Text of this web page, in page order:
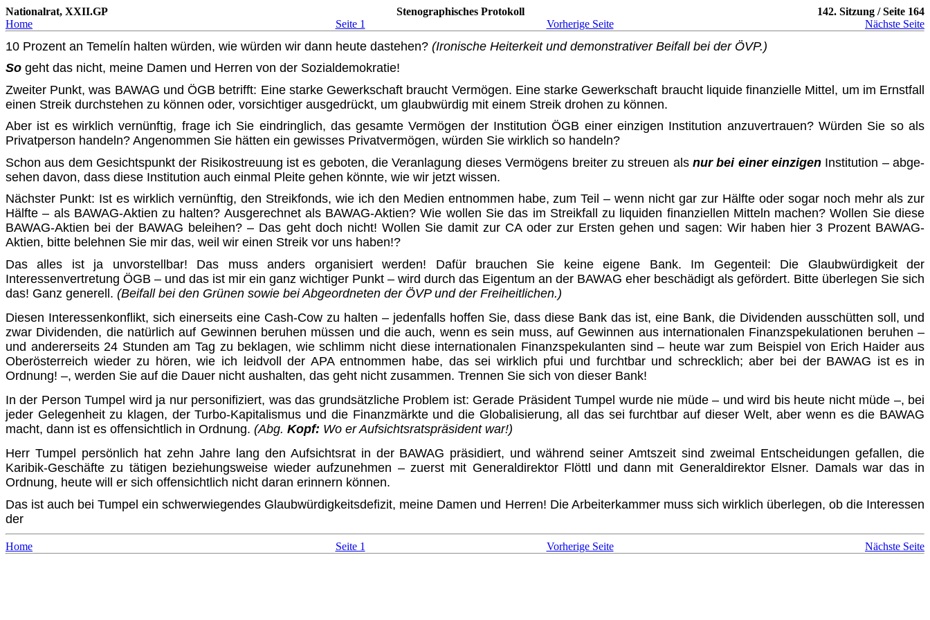
Nationalrat, XXII.GP Stenographisches Protokoll
142. Sitzung / Seite 164
Home
Seite 1 Vorherige Seite Nächste Seite
10 Prozent an Temelín halten würden, wie würden wir dann heute dastehen? (Ironische Heiterkeit und demonstrativer Beifall bei der ÖVP.)
So geht das nicht, meine Damen und Herren von der Sozialdemokratie!
Zweiter Punkt, was BAWAG und ÖGB betrifft: Eine starke Gewerkschaft braucht Ver­mögen. Eine starke Gewerkschaft braucht liquide finanzielle Mittel, um im Ernstfall
einen Streik durchstehen zu können oder, vorsichtiger ausgedrückt, um glaubwürdig mit einem Streik drohen zu können.
Aber ist es wirklich vernünftig, frage ich Sie eindringlich, das gesamte Vermögen der Institution ÖGB einer einzigen Institution anzuvertrauen? Würden Sie so als
Privat­person handeln? Angenommen Sie hätten ein gewisses Privatvermögen, würden Sie wirklich so handeln?
Schon aus dem Gesichtspunkt der Risikostreuung ist es geboten, die Veranlagung dieses Vermögens breiter zu streuen als nur bei einer einzigen Institution – abge­
sehen davon, dass diese Institution auch einmal Pleite gehen könnte, wie wir jetzt wissen.
Nächster Punkt: Ist es wirklich vernünftig, den Streikfonds, wie ich den Medien entnommen habe, zum Teil – wenn nicht gar zur Hälfte oder sogar noch mehr als zur
Hälfte – als BAWAG-Aktien zu halten? Ausgerechnet als BAWAG-Aktien? Wie wollen Sie das im Streikfall zu liquiden finanziellen Mitteln machen? Wollen Sie diese
BAWAG-Aktien bei der BAWAG beleihen? – Das geht doch nicht! Wollen Sie damit zur CA oder zur Ersten gehen und sagen: Wir haben hier 3 Prozent BAWAG-
Aktien, bitte belehnen Sie mir das, weil wir einen Streik vor uns haben!?
Das alles ist ja unvorstellbar! Das muss anders organisiert werden! Dafür brauchen Sie keine eigene Bank. Im Gegenteil: Die Glaubwürdigkeit der
Interessenvertretung ÖGB – und das ist mir ein ganz wichtiger Punkt – wird durch das Eigentum an der BAWAG eher beschädigt als gefördert. Bitte überlegen Sie sich
das! Ganz generell. (Beifall bei den Grünen sowie bei Abgeordneten der ÖVP und der Freiheitlichen.)
Diesen Interessenkonflikt, sich einerseits eine Cash-Cow zu halten – jedenfalls hoffen Sie, dass diese Bank das ist, eine Bank, die Dividenden ausschütten soll, und
zwar Dividenden, die natürlich auf Gewinnen beruhen müssen und die auch, wenn es sein muss, auf Gewinnen aus internationalen Finanzspekulationen beruhen –
und anderer­seits 24 Stunden am Tag zu beklagen, wie schlimm nicht diese internationalen Finanz­spekulanten sind – heute war zum Beispiel von Erich Haider aus
Oberösterreich wieder zu hören, wie ich leidvoll der APA entnommen habe, das sei wirklich pfui und furchtbar und schrecklich; aber bei der BAWAG ist es in
Ordnung! –, werden Sie auf die Dauer nicht aushalten, das geht nicht zusammen. Trennen Sie sich von dieser Bank!
In der Person Tumpel wird ja nur personifiziert, was das grundsätzliche Problem ist: Gerade Präsident Tumpel wurde nie müde – und wird bis heute nicht müde –, bei
jeder Gelegenheit zu klagen, der Turbo-Kapitalismus und die Finanzmärkte und die Glo­balisierung, all das sei furchtbar auf dieser Welt, aber wenn es die BAWAG
macht, dann ist es offensichtlich in Ordnung. (Abg. Kopf: Wo er Aufsichtsratspräsident war!)
Herr Tumpel persönlich hat zehn Jahre lang den Aufsichtsrat in der BAWAG präsidiert, und während seiner Amtszeit sind zweimal Entscheidungen gefallen, die
Karibik-Geschäfte zu tätigen beziehungsweise wieder aufzunehmen – zuerst mit General­direktor Flöttl und dann mit Generaldirektor Elsner. Damals war das in
Ordnung, heute will er sich offensichtlich nicht daran erinnern können.
Das ist auch bei Tumpel ein schwerwiegendes Glaubwürdigkeitsdefizit, meine Damen und Herren! Die Arbeiterkammer muss sich wirklich überlegen, ob die Interessen
der
Home Seite 1 Vorherige Seite Nächste Seite